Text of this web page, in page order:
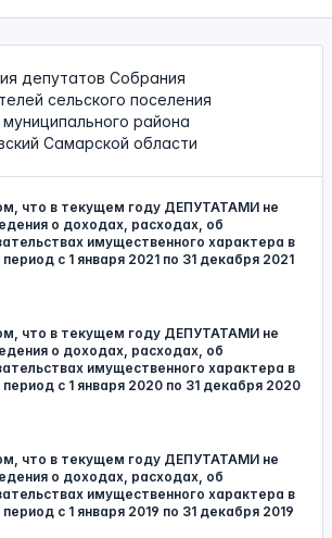
депутатов Собрания
сельского поселения
района
Самарской области
что в текущем году ДЕПУТАТАМИ не
о доходах, расходах, об
имущественного характера в
с 1 января 2021 по 31 декабря 2021
что в текущем году ДЕПУТАТАМИ не
о доходах, расходах, об
имущественного характера в
период с 1 января 2020 по 31 декабря 2020
что в текущем году ДЕПУТАТАМИ не
о доходах, расходах, об
имущественного характера в
с 1 января 2019 по 31 декабря 2019